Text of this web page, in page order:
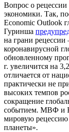
Вопрос о рецессии
экономики. Так,
Economic Outlook
Гуринша
на грани рецессии
коронавирусной
обновленному
г. увеличится на
отличается от
практически не
высоких темпов
сокращение
событием. МВФ и
мировую рецессию
планеты».